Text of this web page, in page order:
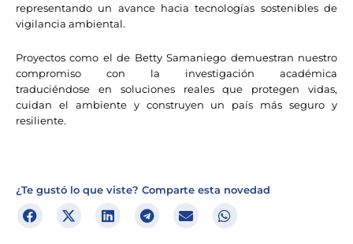
representando un avance hacia tecnologías sostenibles de
vigilancia ambiental.
Proyectos como el de Betty Samaniego demuestran nuestro
compromiso con la investigación académica
traduciéndose en soluciones reales que protegen vidas,
cuidan el ambiente y construyen un país más seguro y
resiliente.
¿Te gustó lo que viste? Comparte esta novedad